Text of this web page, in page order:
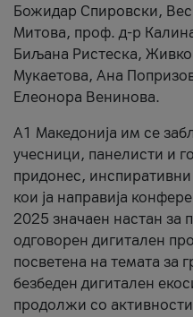
Божидар Спировски,
Митова, проф. д-р
Биљана Ристеска,
Мукаетова, Ана
Елеонора Венинова.
А1 Македонија им се
учесници, панелисти и
придонес,
кои ја направија
2025 значаен настан за
одговорен дигитален
посветена на темата за
безбеден дигитален
продолжи со